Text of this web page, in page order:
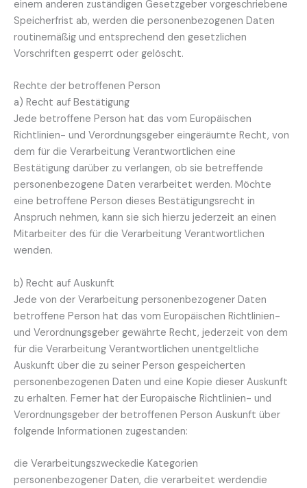
einem anderen zuständigen Gesetzgeber vorgeschriebene
Speicherfrist ab, werden die personenbezogenen Daten
routinemäßig und entsprechend den gesetzlichen
Vorschriften gesperrt oder gelöscht.
Rechte der betroffenen Person
a) Recht auf Bestätigung
Jede betroffene Person hat das vom Europäischen
Richtlinien- und Verordnungsgeber eingeräumte Recht, von
dem für die Verarbeitung Verantwortlichen eine
Bestätigung darüber zu verlangen, ob sie betreffende
personenbezogene Daten verarbeitet werden. Möchte
eine betroffene Person dieses Bestätigungsrecht in
Anspruch nehmen, kann sie sich hierzu jederzeit an einen
Mitarbeiter des für die Verarbeitung Verantwortlichen
wenden.
b) Recht auf Auskunft
Jede von der Verarbeitung personenbezogener Daten
betroffene Person hat das vom Europäischen Richtlinien-
und Verordnungsgeber gewährte Recht, jederzeit von dem
für die Verarbeitung Verantwortlichen unentgeltliche
Auskunft über die zu seiner Person gespeicherten
personenbezogenen Daten und eine Kopie dieser Auskunft
zu erhalten. Ferner hat der Europäische Richtlinien- und
Verordnungsgeber der betroffenen Person Auskunft über
folgende Informationen zugestanden:
die Verarbeitungszweckedie Kategorien
personenbezogener Daten, die verarbeitet werdendie